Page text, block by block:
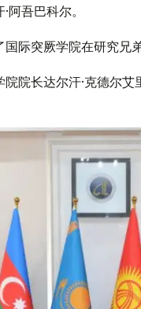
阿吾巴科尔。
际突厥学院在研究兄
院院长达尔汗·克德尔